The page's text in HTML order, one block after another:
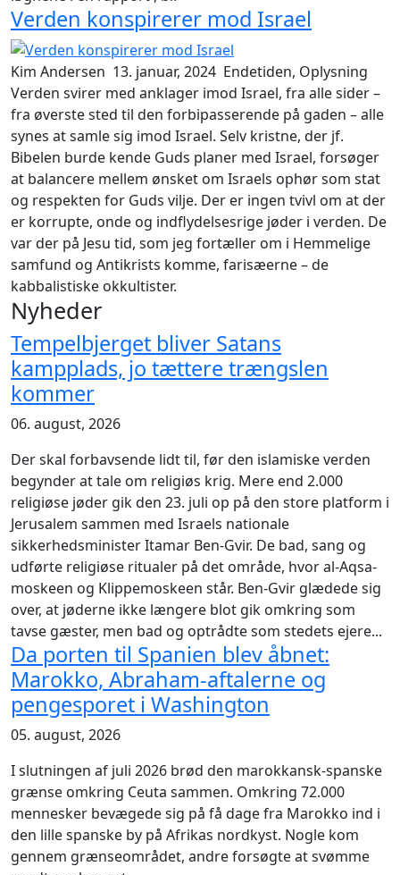
Verden konspirerer mod Israel
Kim Andersen 13. januar, 2024 Endetiden, Oplysning
Verden svirer med anklager imod Israel, fra alle sider –
fra øverste sted til den forbipasserende på gaden – alle
synes at samle sig imod Israel. Selv kristne, der jf.
Bibelen burde kende Guds planer med Israel, forsøger
at balancere mellem ønsket om Israels ophør som stat
og respekten for Guds vilje. Der er ingen tvivl om at der
er korrupte, onde og indflydelsesrige jøder i verden. De
var der på Jesu tid, som jeg fortæller om i Hemmelige
samfund og Antikrists komme, farisæerne – de
kabbalistiske okkultister.
Nyheder
Tempelbjerget bliver Satans
kampplads, jo tættere trængslen
kommer
06. august, 2026
Der skal forbavsende lidt til, før den islamiske verden
begynder at tale om religiøs krig. Mere end 2.000
religiøse jøder gik den 23. juli op på den store platform i
Jerusalem sammen med Israels nationale
sikkerhedsminister Itamar Ben-Gvir. De bad, sang og
udførte religiøse ritualer på det område, hvor al-Aqsa-
moskeen og Klippemoskeen står. Ben-Gvir glædede sig
over, at jøderne ikke længere blot gik omkring som
tavse gæster, men bad og optrådte som stedets ejere...
Da porten til Spanien blev åbnet:
Marokko, Abraham-aftalerne og
pengesporet i Washington
05. august, 2026
I slutningen af juli 2026 brød den marokkansk-spanske
grænse omkring Ceuta sammen. Omkring 72.000
mennesker bevægede sig på få dage fra Marokko ind i
den lille spanske by på Afrikas nordkyst. Nogle kom
gennem grænseområdet, andre forsøgte at svømme